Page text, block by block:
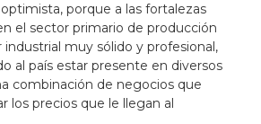
porque a las fortalezas
el sector primario de producción
muy sólido y profesional,
al país estar presente en diversos
combinación de negocios que
los precios que le llegan al